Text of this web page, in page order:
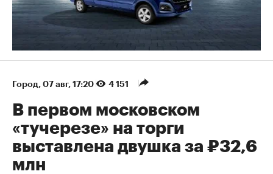
Город 07 авг, 17:20 4 151
В первом московском
«тучерезе» на торги
выставлена двушка за ₽32,6
млн